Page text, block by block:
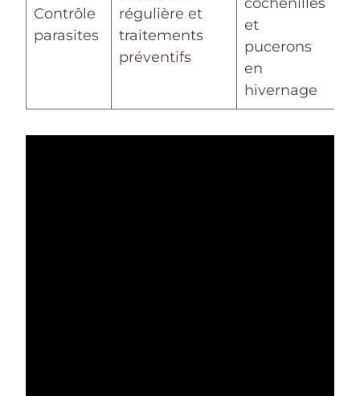
Contrôle
parasites
régulière et
traitements
préventifs
cochenilles
et
pucerons
en
hivernage